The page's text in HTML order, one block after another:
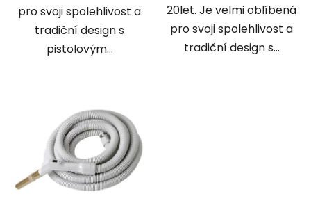
pro svoji spolehlivost a
tradiční design s
pistolovým...
20let. Je velmi oblíbená
pro svoji spolehlivost a
tradiční design s...